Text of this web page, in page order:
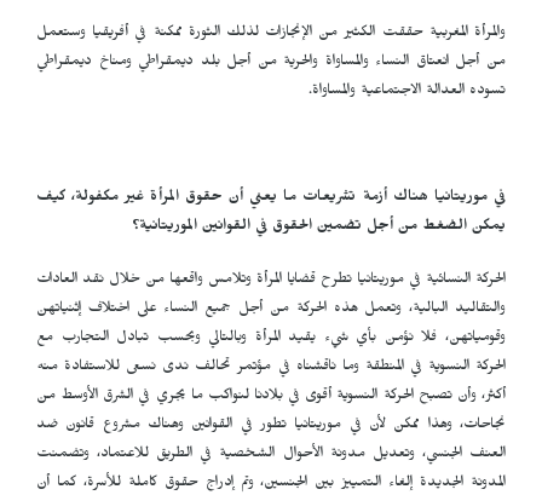
والمرأة المغربية حققت الكثير من الإنجازات لذلك الثورة ممكنة في أفريقيا وستعمل
من أجل انعتاق النساء والمساواة والحرية من أجل بلد ديمقراطي ومناخ ديمقراطي
تسوده العدالة الاجتماعية والمساواة.
في موريتانيا هناك أزمة تشريعات ما يعني أن حقوق المرأة غير مكفولة، كيف
يمكن الضغط من أجل تضمين الحقوق في القوانين الموريتانية؟
الحركة النسائية في موريتانيا تطرح قضايا المرأة وتلامس واقعها من خلال نقد العادات
والتقاليد البالية، وتعمل هذه الحركة من أجل جميع النساء على اختلاف إثنياتهن
وقومياتهن، فلا نؤمن بأي شيء يقيد المرأة وبالتالي وبحسب تبادل التجارب مع
الحركة النسوية في المنطقة وما ناقشناه في مؤتمر تحالف ندى نسعى للاستفادة منه
أكثر، وأن تصبح الحركة النسوية أقوى في بلادنا لنواكب ما يجري في الشرق الأوسط من
نجاحات، وهذا ممكن لأن في موريتانيا تطور في القوانين وهناك مشروع قانون ضد
العنف الجنسي، وتعديل مدونة الأحوال الشخصية في الطريق للاعتماد، وتضمنت
المدونة الجديدة إلغاء التمييز بين الجنسين، وتم إدراج حقوق كاملة للأسرة، كما أن